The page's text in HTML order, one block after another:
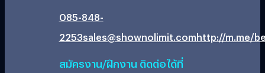
085-848-
2253sales@shownolimit.comhttp://m.me/
สมัครงาน/ฝึกงาน ติดต่อได้ที่